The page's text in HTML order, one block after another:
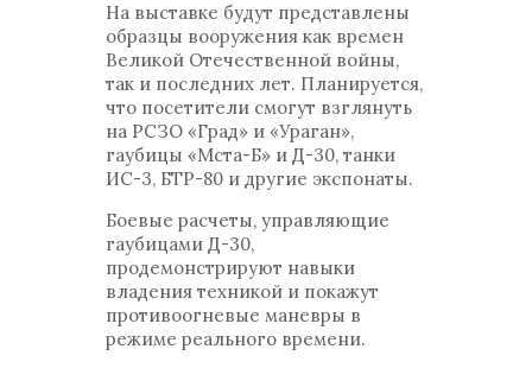
На выставке будут представлены
образцы вооружения как времен
Великой Отечественной войны,
так и последних лет. Планируется,
что посетители смогут взглянуть
на РСЗО «Град» и «Ураган»,
гаубицы «Мста-Б» и Д-30, танки
ИС-3, БТР-80 и другие экспонаты.
Боевые расчеты, управляющие
гаубицами Д-30,
продемонстрируют навыки
владения техникой и покажут
противоогневые маневры в
режиме реального времени.